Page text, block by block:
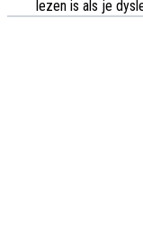
lezen is als je